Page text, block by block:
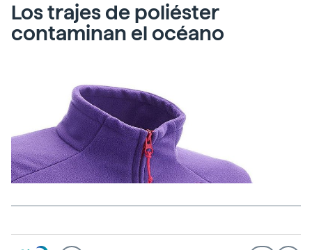
Los trajes de poliéster
contaminan el océano